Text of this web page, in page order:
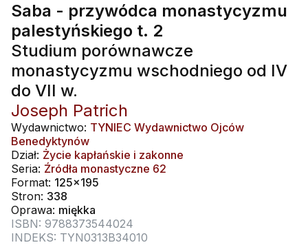
Pismo Święte
Kościół Katolicki
Duszpasterstwo
Teologia
Życie chrześcijańskie
Duchowość
Literatura piękna
Religie
Kultura
Książki obcojęzyczne
Wszystko z kategorii - Multimedia
DVD
Muzyka
Rekolekcje i inne na CD
Śpiew i modlitwa
Muzyka klasyczna
Śpiewniki
Dla Dzieci
Wszystko z kategorii - Dla Dzieci
Literatura (D)
Płyty, DVD (D)
Podręczniki i pomoce dydaktyczne
Podręczniki
Wszystko z kategorii - Podręczniki
Podręczniki i pomoce dydaktyczne
Zabawa i Nauka
Nowości
Zaloguj się
Saba - przywódca monastycyzmu
palestyńskiego t. 2
Studium porównawcze
monastycyzmu wschodniego od IV
do VII w.
Joseph Patrich
Wydawnictwo: TYNIEC Wydawnictwo Ojców
Benedyktynów
Dział: Życie kapłańskie i zakonne
Seria: Źródła monastyczne 62
Format: 125x195
Stron: 338
Oprawa: miękka
ISBN: 9788373544024
INDEKS: TYN0313B34010